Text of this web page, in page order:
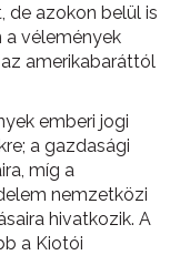
azokon belül is
a vélemények
amerikabaráttól
emberi jogi
a gazdasági
míg a
nemzetközi
hivatkozik. A
a Kiotói